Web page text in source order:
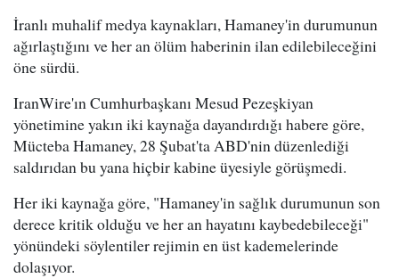
İranlı muhalif medya kaynakları, Hamaney'in durumunun
ağırlaştığını ve her an ölüm haberinin ilan edilebileceğini
öne sürdü.
IranWire'ın Cumhurbaşkanı Mesud Pezeşkiyan
yönetimine yakın iki kaynağa dayandırdığı habere göre,
Mücteba Hamaney, 28 Şubat'ta ABD'nin düzenlediği
saldırıdan bu yana hiçbir kabine üyesiyle görüşmedi.
Her iki kaynağa göre, "Hamaney'in sağlık durumunun son
derece kritik olduğu ve her an hayatını kaybedebileceği"
yönündeki söylentiler rejimin en üst kademelerinde
dolaşıyor.